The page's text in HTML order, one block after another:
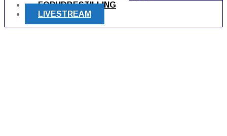
FORUDBESTILLING
LIVESTREAM